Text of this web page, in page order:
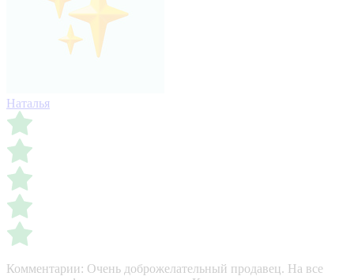
Наталья
Комментарии: Очень доброжелательный продавец. На все